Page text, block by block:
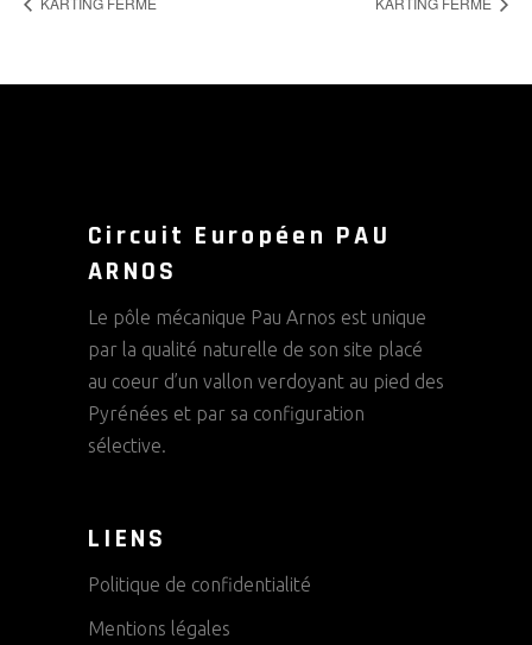
Circuit Européen PAU
ARNOS
Le pôle mécanique Pau Arnos est unique
par la qualité naturelle de son site placé
au coeur d’un vallon verdoyant au pied des
Pyrénées et par sa configuration
sélective.
LIENS
Politique de confidentialité
Mentions légales